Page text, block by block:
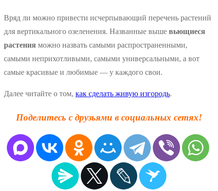
Вряд ли можно привести исчерпывающий перечень растений
для вертикального озеленения. Названные выше вьющиеся
растения можно назвать самыми распространенными,
самыми неприхотливыми, самыми универсальными, а вот
самые красивые и любимые — у каждого свои.
Далее читайте о том, как сделать живую изгородь.
Поделитесь с друзьями в социальных сетях!